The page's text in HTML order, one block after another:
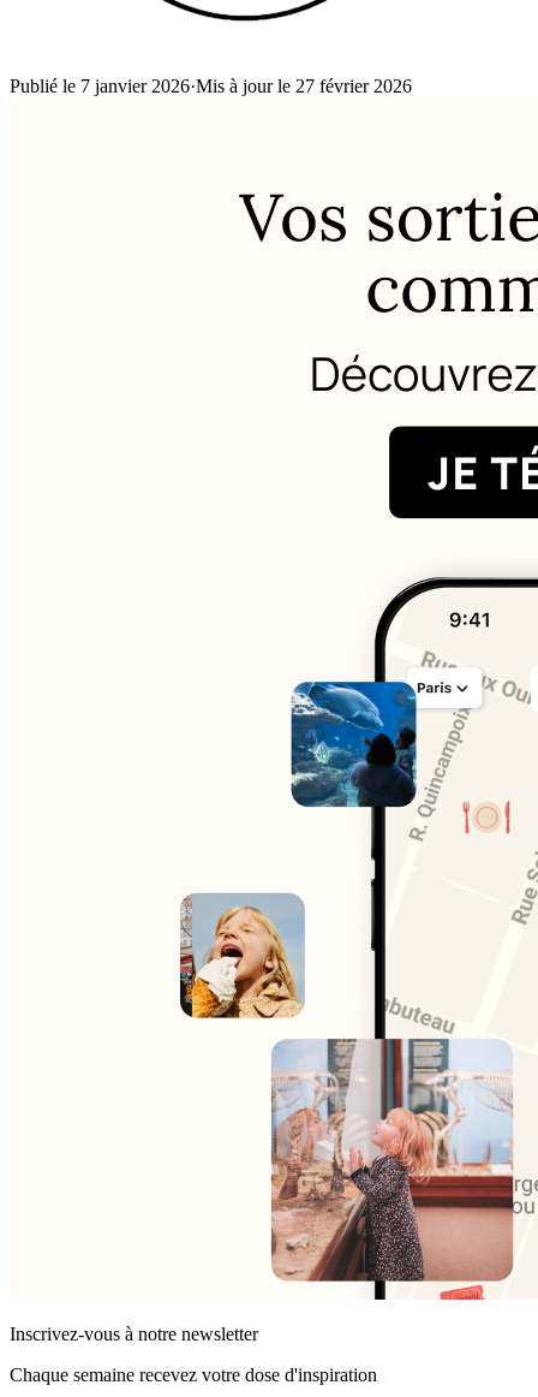
Publié le 7 janvier 2026·Mis à jour le 27 février 2026
Inscrivez-vous à notre newsletter
Chaque semaine recevez votre dose d'inspiration